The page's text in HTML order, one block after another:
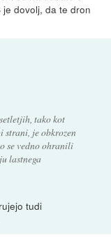
dovolj, da te dron
tako kot
je obkrozen
se vedno ohranili
lastnega
tudi